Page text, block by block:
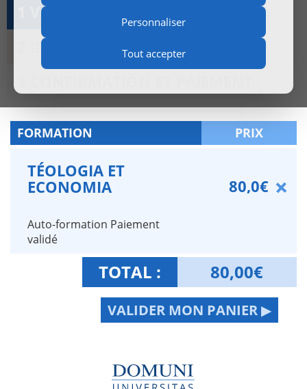
Personnaliser
Tout accepter
1 VOIR LE PANIER
2 IDENTIFICATION
FORMATION PRIX
TÉOLOGIA ET
ECONOMIA
Auto-formation Paiement
validé
80,0€
TOTAL : 80,00€
VALIDER MON PANIER ▶